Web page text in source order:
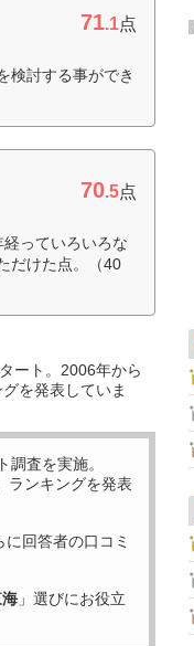
71.1点
検討する事ができ
70.5点
っていろいろな
だけた点。（40
ート。2006年から
を発表していま
調査を実施。
」ランキングを発表
に回答者の口コミ
」選びにお役立